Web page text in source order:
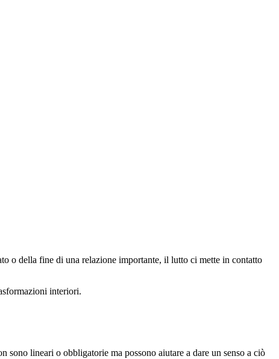
o della fine di una relazione importante, il lutto ci mette in contatto
interiori.
lineari o obbligatorie ma possono aiutare a dare un senso a ciò